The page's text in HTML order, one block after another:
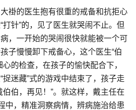
褂的医生抱有很重的戒备和抗拒心
针”的，见了医生就哭闹不止。但
，一开始的哭闹很快就能被一个可
子慢慢卸下戒备心，这个医生“伯
的检查，在孩子的愉快配合下，
迷藏”式的游戏中结束了，孩子走
伯伯，再见！”。就这样，戴主任在
中，精准洞察病情，辨病施治给患